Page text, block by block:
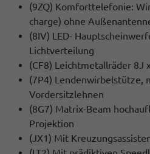
(9ZQ) Komforttelefonie:
charge) ohne
(8IV) LED-
Lichtverteilung
(CF8) Leichtmetallräder 8J
(7P4) Lendenwirbelstütze,
Vordersitzlehnen
(8G7) Matrix-Beam
Projektion
(JX1) Mit